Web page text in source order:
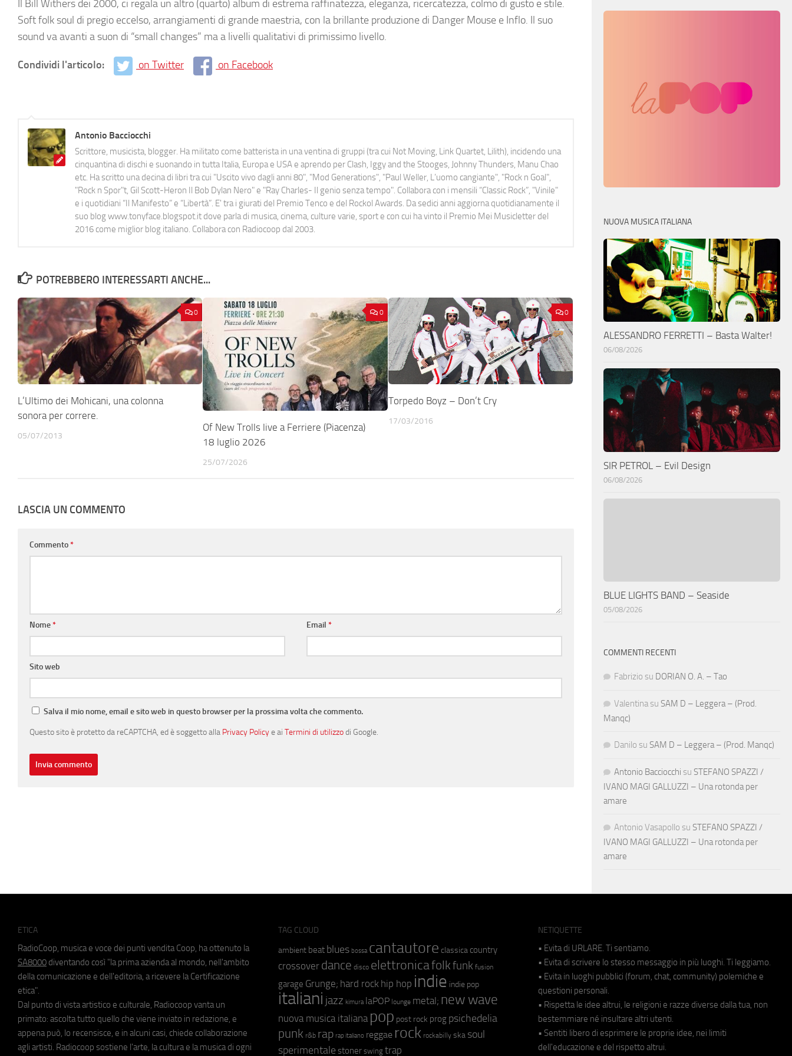
Il Bill Withers dei 2000, ci regala un altro (quarto) album di estrema raffinatezza, eleganza, ricercatezza, colmo di gusto e stile.
Soft folk soul di pregio eccelso, arrangiamenti di grande maestria, con la brillante produzione di Danger Mouse e Inflo. Il suo
sound va avanti a suon di “small changes” ma a livelli qualitativi di primissimo livello.
Condividi l'articolo: on Twitter on Facebook
Antonio Bacciocchi
Scrittore, musicista, blogger. Ha militato come batterista in una ventina di gruppi (tra cui Not Moving, Link Quartet, Lilith), incidendo una
cinquantina di dischi e suonando in tutta Italia, Europa e USA e aprendo per Clash, Iggy and the Stooges, Johnny Thunders, Manu Chao
etc. Ha scritto una decina di libri tra cui "Uscito vivo dagli anni 80", "Mod Generations", "Paul Weller, L’uomo cangiante", "Rock n Goal",
"Rock n Spor"t, Gil Scott-Heron Il Bob Dylan Nero" e "Ray Charles- Il genio senza tempo". Collabora con i mensili “Classic Rock”, "Vinile"
e i quotidiani “Il Manifesto” e “Libertà”. E' tra i giurati del Premio Tenco e del Rockol Awards. Da sedici anni aggiorna quotidianamente il
suo blog www.tonyface.blogspot.it dove parla di musica, cinema, culture varie, sport e con cui ha vinto il Premio Mei Musicletter del
2016 come miglior blog italiano. Collabora con Radiocoop dal 2003.
POTREBBERO INTERESSARTI ANCHE...
0
L’Ultimo dei Mohicani, una colonna
sonora per correre.
05/07/2013
0
Of New Trolls live a Ferriere (Piacenza)
18 luglio 2026
25/07/2026
0
Torpedo Boyz – Don’t Cry
17/03/2016
LASCIA UN COMMENTO
Commento*
Nome* Email*
Sito web
Salva il mio nome, email e sito web in questo browser per la prossima volta che commento.
Questo sito è protetto da reCAPTCHA, ed è soggetto alla Privacy Policye ai Termini di utilizzodi Google.
NUOVA MUSICA ITALIANA
ALESSANDRO FERRETTI – Basta Walter!
06/08/2026
SIR PETROL – Evil Design
06/08/2026
BLUE LIGHTS BAND – Seaside
05/08/2026
COMMENTI RECENTI
Fabrizio su DORIAN O. A. – Tao
Valentina su SAM D – Leggera – (Prod.
Manqc)
Danilo su SAM D – Leggera – (Prod. Manqc)
Antonio Bacciocchi su STEFANO SPAZZI /
IVANO MAGI GALLUZZI – Una rotonda per
amare
Antonio Vasapollo su STEFANO SPAZZI /
IVANO MAGI GALLUZZI – Una rotonda per
amare
ETICA
RadioCoop, musica e voce dei punti vendita Coop, ha ottenuto la
SA8000 diventando così "la prima azienda al mondo, nell'ambito
della comunicazione e dell'editoria, a ricevere la Certificazione
etica".
Dal punto di vista artistico e culturale, Radiocoop vanta un
primato: ascolta tutto quello che viene inviato in redazione, e
appena può, lo recensisce, e in alcuni casi, chiede collaborazione
agli artisti. Radiocoop sostiene l'arte, la cultura e la musica di ogni
TAG CLOUD
ambient beat blues bossa cantautore classica country
crossover dance disco elettronicafolkfunk fusion
garage Grunge; hard rock hip hop indie indie pop
italiani jazz kimura laPOP lounge metal; new wave
nuova musica italiana pop post rock prog psichedelia
punk r&b rap rap italiano reggae rock rockabilly ska soul
sperimentale stoner swing trap
NETIQUETTE
• Evita di URLARE. Ti sentiamo.
• Evita di scrivere lo stesso messaggio in più luoghi. Ti leggiamo.
• Evita in luoghi pubblici (forum, chat, community) polemiche e
questioni personali.
• Rispetta le idee altrui, le religioni e razze diverse dalla tua, non
bestemmiare né insultare altri utenti.
• Sentiti libero di esprimere le proprie idee, nei limiti
dell'educazione e del rispetto altrui.